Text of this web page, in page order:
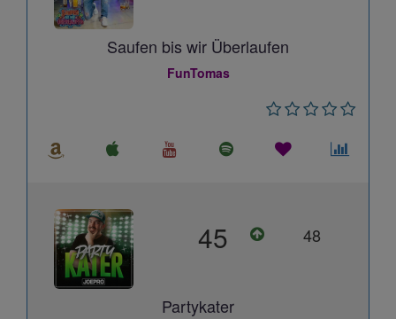
Saufen bis wir Überlaufen
FunTomas
45 48
Partykater